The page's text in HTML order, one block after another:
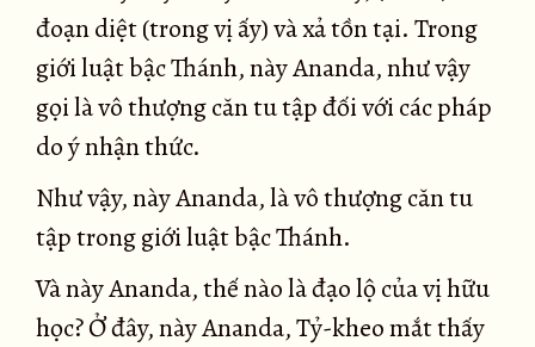
đoạn diệt (trong vị ấy) và xả tồn tại. Trong
giới luật bậc Thánh, này Ananda, như vậy
gọi là vô thượng căn tu tập đối với các pháp
do ý nhận thức.
Như vậy, này Ananda, là vô thượng căn tu
tập trong giới luật bậc Thánh.
Và này Ananda, thế nào là đạo lộ của vị hữu
học? Ở đây, này Ananda, Tỷ-kheo mắt thấy